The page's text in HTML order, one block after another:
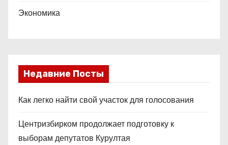
Экономика
Недавние Посты
Как легко найти свой участок для голосования
Центризбирком продолжает подготовку к
выборам депутатов Курултая